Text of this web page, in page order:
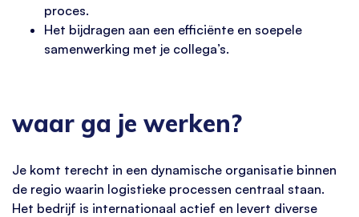
proces.
Het bijdragen aan een efficiënte en soepele
samenwerking met je collega’s.
waar ga je werken?
Je komt terecht in een dynamische organisatie binnen
de regio waarin logistieke processen centraal staan.
Het bedrijf is internationaal actief en levert diverse